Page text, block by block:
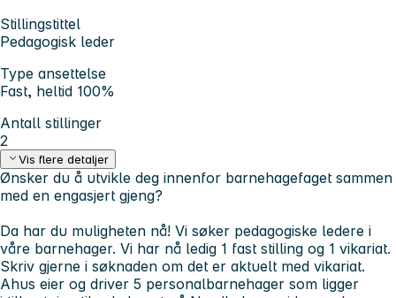
Stillingstittel
Pedagogisk leder
Type ansettelse
Fast, heltid 100%
Antall stillinger
2
Vis flere detaljer
Ønsker du å utvikle deg innenfor barnehagefaget sammen
med en engasjert gjeng?
Da har du muligheten nå! Vi søker pedagogiske ledere i
våre barnehager. Vi har nå ledig 1 fast stilling og 1 vikariat.
Skriv gjerne i søknaden om det er aktuelt med vikariat.
Ahus eier og driver 5 personalbarnehager som ligger